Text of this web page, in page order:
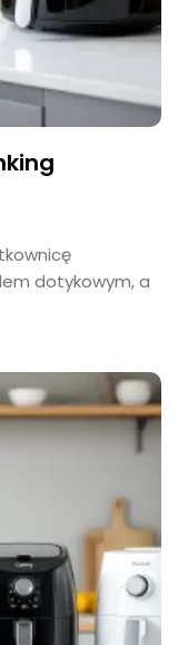
dotykowym, a